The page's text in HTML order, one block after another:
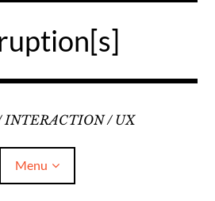
INTERACTION / UX
Menu